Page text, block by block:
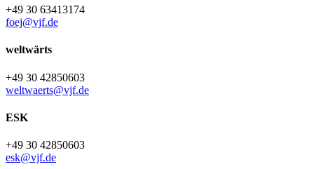
+49 30 63413174
foej@vjf.de
weltwärts
+49 30 42850603
weltwaerts@vjf.de
ESK
+49 30 42850603
esk@vjf.de